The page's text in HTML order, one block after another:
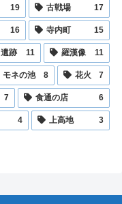
19 古戦場 17
16 寺内町 15
遺跡 11 羅漢像 11
モネの池 8 花火 7
7 食通の店 6
4 上高地 3